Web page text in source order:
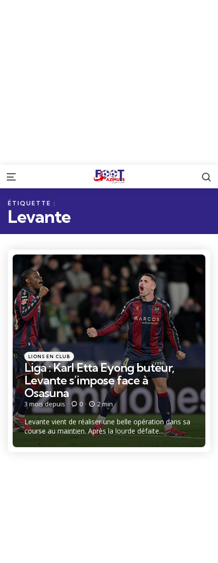
Menu
ÉTIQUETTE :
Levante
Catégories
Posté
dans
LIONS EN CLUB
Liga : Karl Etta Eyong buteur,
Levante s’impose face à
Osasuna
3 mois depuis 0 2 min
Levante vient de réaliser une belle opération dans sa
course au maintien. Après la lourde défaite...